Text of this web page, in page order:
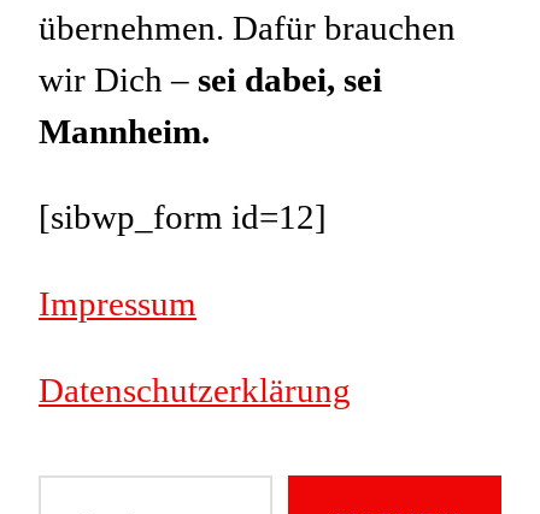
übernehmen. Dafür brauchen
wir Dich –sei dabei, sei
Mannheim.
[sibwp_form id=12]
Impressum
Datenschutzerklärung